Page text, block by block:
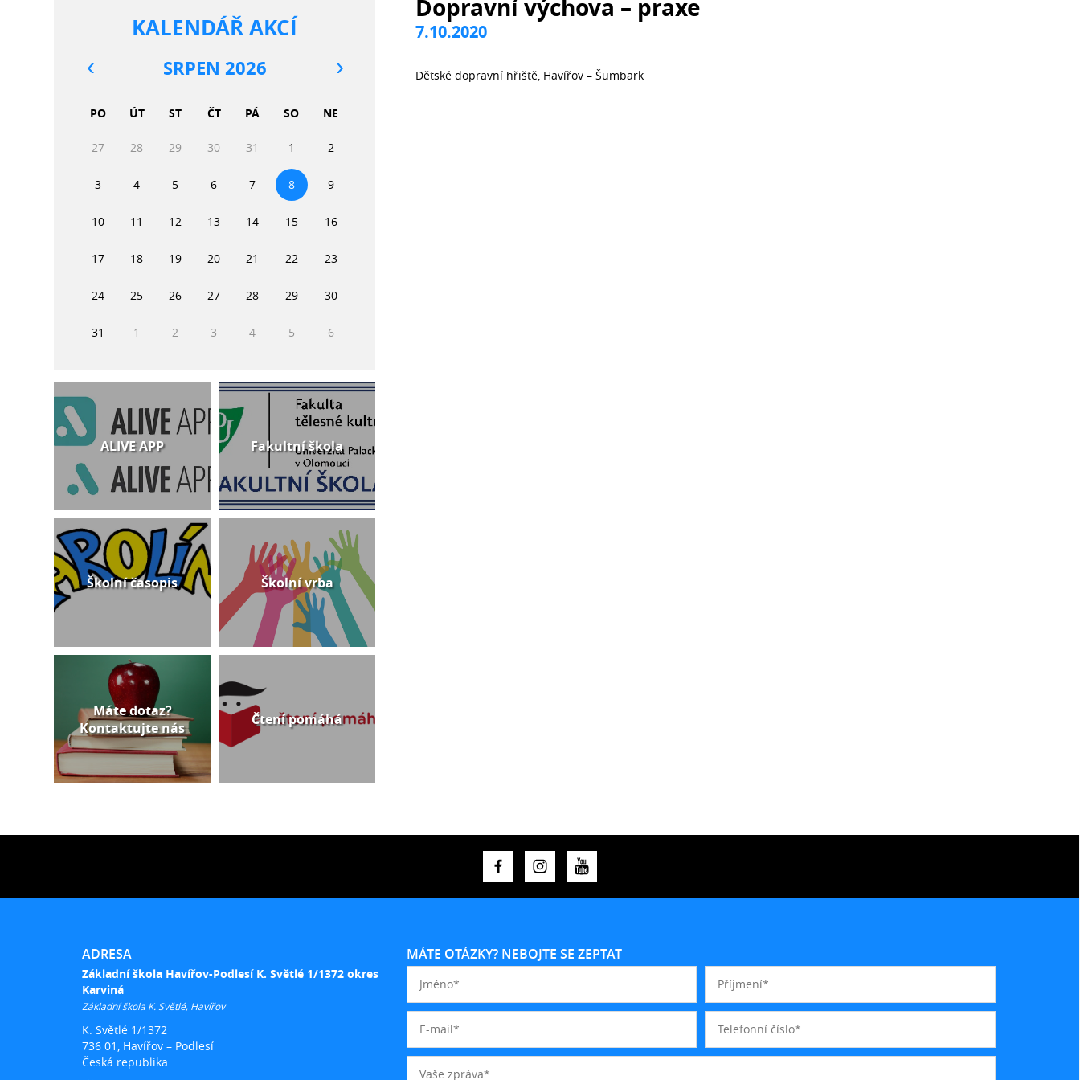
Dopravní výchova – praxe
7.10.2020
Dětské dopravní hřiště, Havířov – Šumbark
KALENDÁŘ AKCÍ
SRPEN 2026
PO ÚT ST ČT PÁ SO NE
27 28 29 30 31 1 2
3 4 5 6 7 8 9
10 11 12 13 14 15 16
17 18 19 20 21 22 23
24 25 26 27 28 29 30
31 1 2 3 4 5 6
ALIVE APP Fakultní škola
Školní časopis Školní vrba
Máte dotaz?
Kontaktujte nás
Čtení pomáhá
ADRESA
Základní škola Havířov-Podlesí K. Světlé 1/1372 okres
Karviná
Základní škola K. Světlé, Havířov
K. Světlé 1/1372
736 01, Havířov – Podlesí
Česká republika
MÁTE OTÁZKY? NEBOJTE SE ZEPTAT